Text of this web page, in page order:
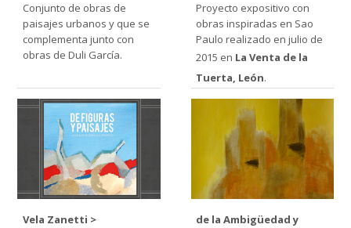
Conjunto de obras de
paisajes urbanos y que se
complementa junto con
obras de Duli García.
Proyecto expositivo con
obras inspiradas en Sao
Paulo realizado en julio de
2015 en La Venta de la
Tuerta, León.
Vela Zanetti
de la Ambigüedad y